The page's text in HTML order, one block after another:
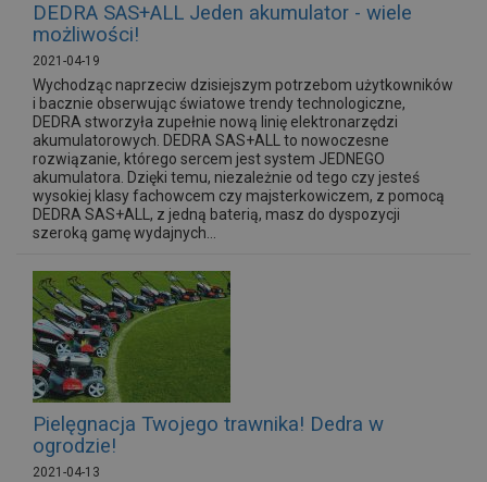
DEDRA SAS+ALL Jeden akumulator - wiele
możliwości!
2021-04-19
Wychodząc naprzeciw dzisiejszym potrzebom użytkowników
i bacznie obserwując światowe trendy technologiczne,
DEDRA stworzyła zupełnie nową linię elektronarzędzi
akumulatorowych. DEDRA SAS+ALL to nowoczesne
rozwiązanie, którego sercem jest system JEDNEGO
akumulatora. Dzięki temu, niezależnie od tego czy jesteś
wysokiej klasy fachowcem czy majsterkowiczem, z pomocą
DEDRA SAS+ALL, z jedną baterią, masz do dyspozycji
szeroką gamę wydajnych...
Pielęgnacja Twojego trawnika! Dedra w
ogrodzie!
2021-04-13